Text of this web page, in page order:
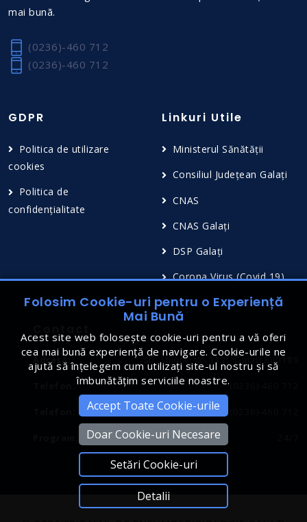
mai bunã.
(0236)-460 712
(0236)-460 712
GDPR
Politica de utilizare
cookies
Politica de
confidențialitate
Linkuri Utile
Ministerul Sănătății
Consiliul Județean Galați
CNAS
CNAS Galați
DSP Galați
Corona Virus (Covid 19)
Adresă: Str. Științei Nr. 117 - Galați 800189
Folosim Cookie-uri pentru o Experiență
Mai Bună
Acest site web folosește cookie-uri pentru a vă oferi
cea mai bună experiență de navigare. Cookie-urile ne
ajută să înțelegem cum utilizați site-ul nostru și să
îmbunătățim serviciile noastre.
Accept Toate Cookie-urile
Doar Cookie-uri Necesare
Setări Cookie-uri
Detalii